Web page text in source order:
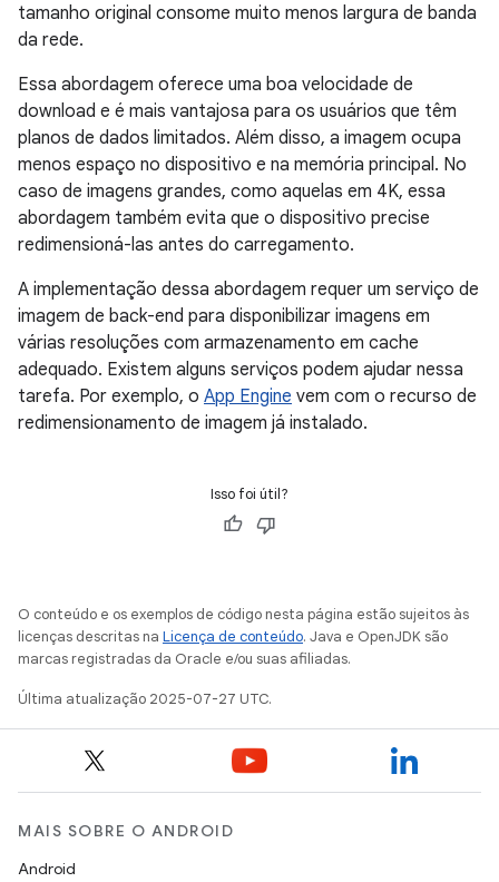
tamanho original consome muito menos largura de banda
da rede.
Essa abordagem oferece uma boa velocidade de
download e é mais vantajosa para os usuários que têm
planos de dados limitados. Além disso, a imagem ocupa
menos espaço no dispositivo e na memória principal. No
caso de imagens grandes, como aquelas em 4K, essa
abordagem também evita que o dispositivo precise
redimensioná-las antes do carregamento.
A implementação dessa abordagem requer um serviço de
imagem de back-end para disponibilizar imagens em
várias resoluções com armazenamento em cache
adequado. Existem alguns serviços podem ajudar nessa
tarefa. Por exemplo, o App Engine vem com o recurso de
redimensionamento de imagem já instalado.
Isso foi útil?
O conteúdo e os exemplos de código nesta página estão sujeitos às
licenças descritas na Licença de conteúdo. Java e OpenJDK são
marcas registradas da Oracle e/ou suas afiliadas.
Última atualização 2025-07-27 UTC.
MAIS SOBRE O ANDROID
Android